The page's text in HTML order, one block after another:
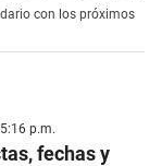
con los próximos
p.m.
fechas y